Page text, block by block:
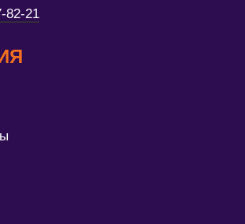
82-21